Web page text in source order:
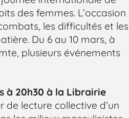
des femmes. L’occasion
les difficultés et les
Du 6 au 10 mars, à
plusieurs événements
à 20h30 à la Librairie
de lecture collective d’un